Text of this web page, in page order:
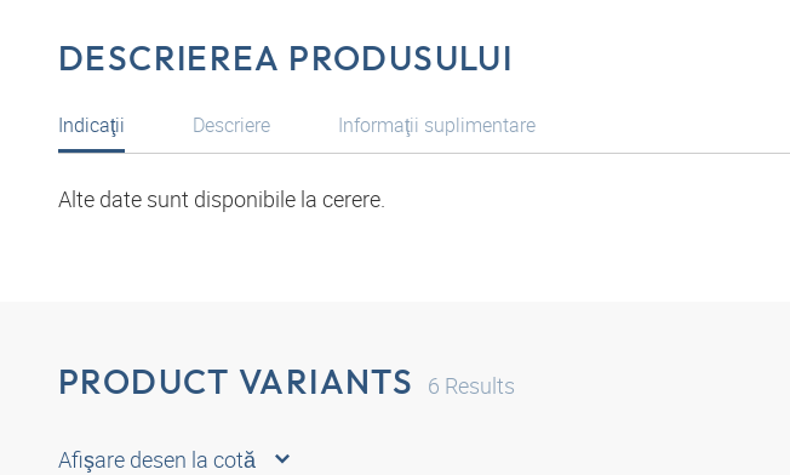
DESCRIEREA PRODUSULUI
Indicaţii
Alte date sunt disponibile la cerere.
Descriere Informaţii suplimentare
PRODUCT VARIANTS 6 Results
Afişare desen la cotă